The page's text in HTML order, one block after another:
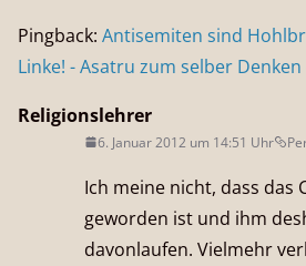
Pingback: Antisemiten sind
Linke! - Asatru zum selber
Religionslehrer
6. Januar 2012 um 14:51 Uhr
Ich meine nicht, dass das
geworden ist und ihm
davonlaufen. Vielmehr